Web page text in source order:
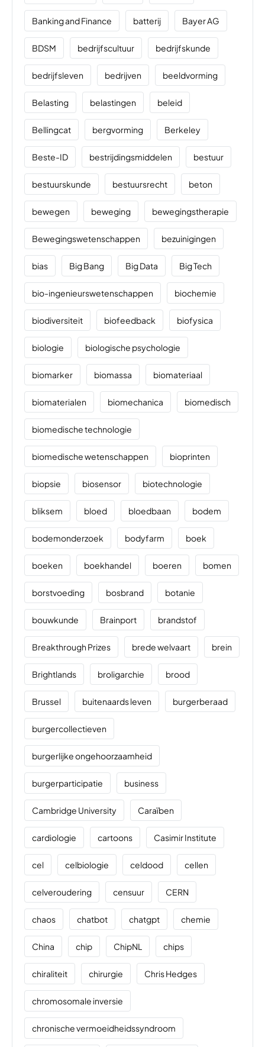
Banking and Finance batterij Bayer AG
BDSM bedrijfscultuur bedrijfskunde
bedrijfsleven bedrijven beeldvorming
Belasting belastingen beleid
Bellingcat bergvorming Berkeley
Beste-ID bestrijdingsmiddelen bestuur
bestuurskunde bestuursrecht beton
bewegen beweging bewegingstherapie
Bewegingswetenschappen bezuinigingen
bias Big Bang Big Data Big Tech
bio-ingenieurswetenschappen biochemie
biodiversiteit biofeedback biofysica
biologie biologische psychologie
biomarker biomassa biomateriaal
biomaterialen biomechanica biomedisch
biomedische technologie
biomedische wetenschappen bioprinten
biopsie biosensor biotechnologie
bliksem bloed bloedbaan bodem
bodemonderzoek bodyfarm boek
boeken boekhandel boeren bomen
borstvoeding bosbrand botanie
bouwkunde Brainport brandstof
Breakthrough Prizes brede welvaart brein
Brightlands broligarchie brood
Brussel buitenaards leven burgerberaad
burgercollectieven
burgerlijke ongehoorzaamheid
burgerparticipatie business
Cambridge University Caraïben
cardiologie cartoons Casimir Institute
cel celbiologie celdood cellen
celveroudering censuur CERN
chaos chatbot chatgpt chemie
China chip ChipNL chips
chiraliteit chirurgie Chris Hedges
chromosomale inversie
chronische vermoeidheidssyndroom